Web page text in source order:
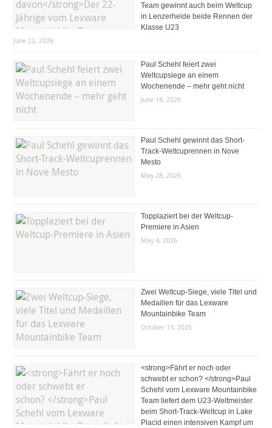
Team gewinnt auch beim Weltcup
in Lenzerheide beide Rennen der
Klasse U23
June 22, 2026
Paul Schehl feiert zwei
Weltcupsiege an einem
Wochenende – mehr geht nicht
June 18, 2026
Paul Schehl gewinnt das Short-
Track-Weltcuprennen in Nove
Mesto
May 28, 2026
Topplaziert bei der Weltcup-
Premiere in Asien
May 4, 2026
Zwei Weltcup-Siege, viele Titel und
Medaillen für das Lexware
Mountainbike Team
October 13, 2025
<strong>Fährt er noch oder
schwebt er schon? </strong>Paul
Schehl vom Lexware Mountainbike
Team liefert dem U23-Weltmeister
beim Short-Track-Weltcup in Lake
Placid einen intensiven Kampf um